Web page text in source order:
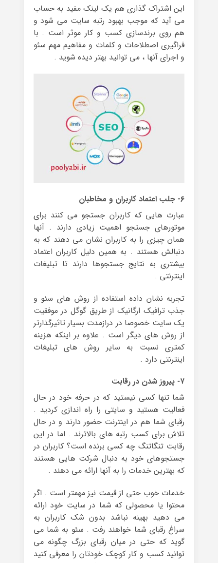
این اشتراک گذاری هم یک لینک مفید به حساب
می آید که موجب بهبود رتبه سایت می شود و
هم روی برندسازی کسب و کار موثر است . با
فراگیری اصطلاحات و کلمات و مفاهیم مهم سئو
و اجرای آنها ، می توانید بهتر دیده شوید .
۶- جلب اعتماد کاربران و مخاطبان
عبارت هایی که کاربران جستجو می کنند برای
موتورهای جستجو اهمیت زیادی دارند . آنها
همان چیزی را به کاربران نشان می دهند که به
دنبالش هستند . به همین دلیل کاربران اعتماد
بیشتری به نتایج جستجوها دارند تا تبلیغات
اینترنتی .
تجربه نشان داده استفاده از روش های سئو و
جذب ترافیک ارگانیک از طریق گوگل در موفقیت
یک سایت خصوصا در درازمدت بسیار تاثیرگذارتر
از روش های دیگر است . علاوه بر اینکه هزینه
کمتری نسبت به سایر روش های تبلیغات
اینترنتی دارد .
۷- پیروز شدن در رقابت
شما تنها کسی نیستید که در حرفه خود در حال
فعالیت هستید و سایتی را راه اندازی کردید .
رقبای شما هم در اینترنت حضور دارند و در حال
تلاش برای کسب رتبه های بالاترند . اما در این
رقابت تنگاتنگ چه کسی برنده است؟ کاربران در
جستجوهای خود به دنبال شرکت هایی هستند
که بهترین خدمات را به آنها ارائه می دهند .
خدمات خوب حتی از قیمت نیز مهمتر است . اگر
محتوا یا محصولی که شما در سایت خود ارائه
می دهید بهینه نباشد بدون شک کاربران به
سراغ رقبای شما خواهند رفت . سئو به شما می
گوید که حتی در میان رقبای بزرگ چگونه می
توانید کسب و کار کوچک خودتان را معرفی کنید